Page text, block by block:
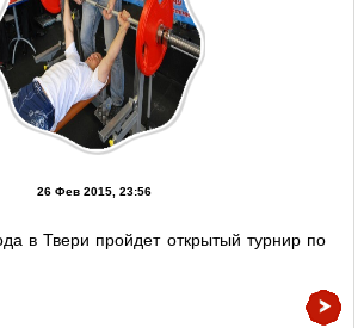
26 Фев 2015, 23:56
в Твери пройдет открытый турнир по